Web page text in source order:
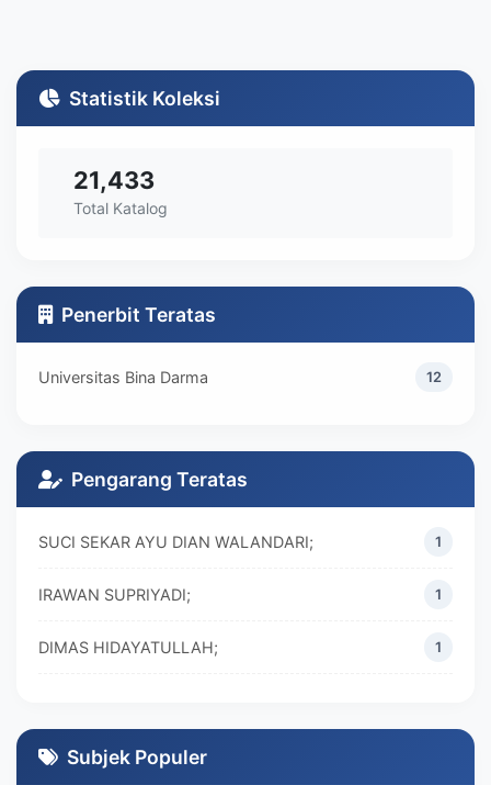
Statistik Koleksi
21,433
Total Katalog
Penerbit Teratas
Universitas Bina Darma 12
Pengarang Teratas
SUCI SEKAR AYU DIAN WALANDARI; 1
IRAWAN SUPRIYADI; 1
DIMAS HIDAYATULLAH; 1
DIVA MARISKA;
Subjek Populer